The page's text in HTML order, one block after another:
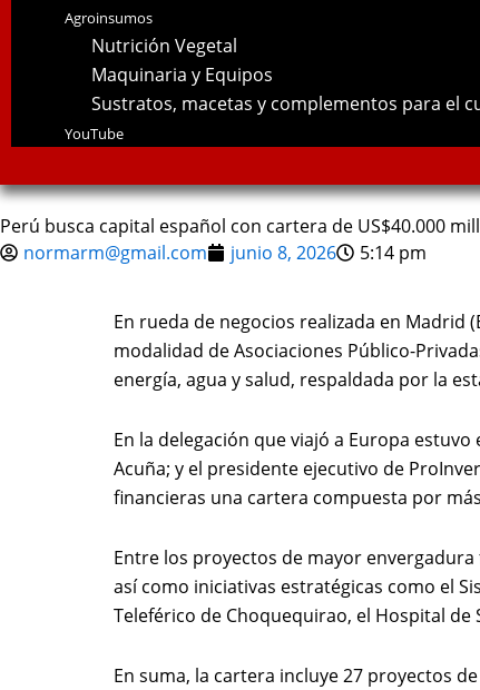
Agroinsumos
Nutrición Vegetal
Maquinaria y Equipos
Sustratos, macetas y complementos para el
YouTube
Perú busca capital español con cartera de US$40.000
normarm@gmail.com
junio 8, 2026 5:14 pm
En rueda de negocios realizada en
modalidad de Asociaciones Público-
energía, agua y salud, respaldada por la
En la delegación que viajó a Europa
Acuña; y el presidente ejecutivo de
financieras una cartera compuesta por
Entre los proyectos de mayor
así como iniciativas estratégicas como el
Teleférico de Choquequirao, el Hospital
En suma, la cartera incluye 27 proyectos